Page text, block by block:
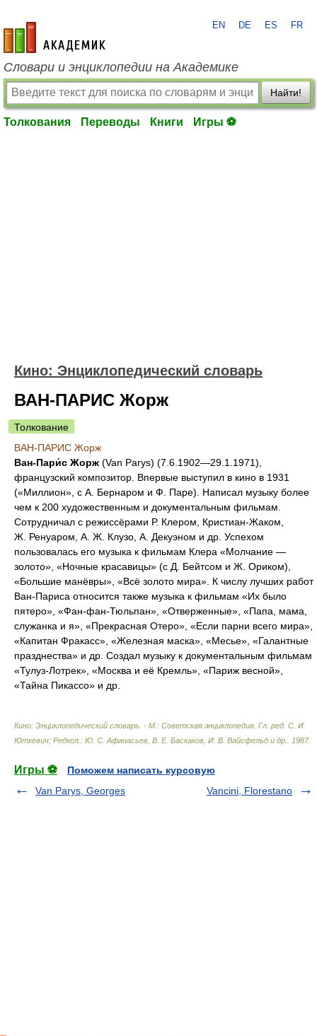
academic.ru
EN DE ES FR
Словари и энциклопедии на Академике
Найти!
Толкования Переводы Книги Игры ⚽
Кино: Энциклопедический словарь
ВАН-ПАРИС Жорж
Толкование
ВАН-ПАРИС Жорж
Ван-Пари́с Жорж (Van Parys) (7.6.1902—29.1.1971),
французский композитор. Впервые выступил в кино в 1931
(«Миллион», с А. Бернаром и Ф. Паре). Написал музыку более
чем к 200 художественным и документальным фильмам.
Сотрудничал с режиссёрами Р. Клером, Кристиан-Жаком,
Ж. Ренуаром, А. Ж. Клузо, А. Декуэном и др. Успехом
пользовалась его музыка к фильмам Клера «Молчание —
золото», «Ночные красавицы» (с Д. Бейтсом и Ж. Ориком),
«Большие манёвры», «Всё золото мира». К числу лучших работ
Ван-Париса относится также музыка к фильмам «Их было
пятеро», «Фан-фан-Тюльпан», «Отверженные», «Папа, мама,
служанка и я», «Прекрасная Отеро», «Если парни всего мира»,
«Капитан Фракасс», «Железная маска», «Месье», «Галантные
празднества» и др. Создал музыку к документальным фильмам
«Тулуз-Лотрек», «Москва и её Кремль», «Париж весной»,
«Тайна Пикассо» и др.
Кино: Энциклопедический словарь. - М.: Советская энциклопедия Гл. ред. С. И.
Юткевич; Редкол.: Ю. С. Афанасьев, В. Е. Баскаков, И. В. Вайсфельд и др.
1987.
Игры ⚽
Поможем написать курсовую
Van Parys, Georges
Vancini, Florestano